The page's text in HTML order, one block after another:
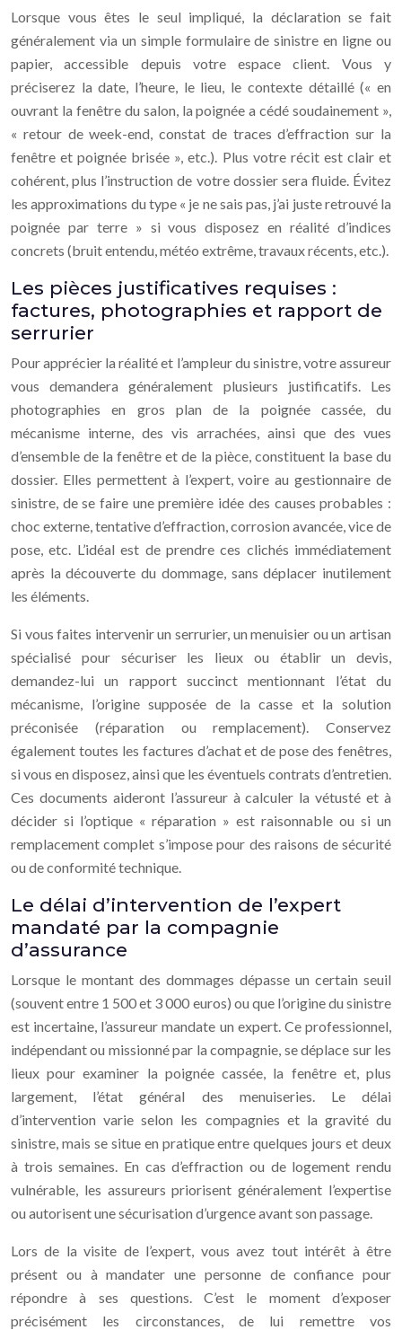
Lorsque vous êtes le seul impliqué, la déclaration se fait
généralement via un simple formulaire de sinistre en ligne ou
papier, accessible depuis votre espace client. Vous y
préciserez la date, l’heure, le lieu, le contexte détaillé (« en
ouvrant la fenêtre du salon, la poignée a cédé soudainement »,
« retour de week-end, constat de traces d’effraction sur la
fenêtre et poignée brisée », etc.). Plus votre récit est clair et
cohérent, plus l’instruction de votre dossier sera fluide. Évitez
les approximations du type « je ne sais pas, j’ai juste retrouvé la
poignée par terre » si vous disposez en réalité d’indices
concrets (bruit entendu, météo extrême, travaux récents, etc.).
Les pièces justificatives requises :
factures, photographies et rapport de
serrurier
Pour apprécier la réalité et l’ampleur du sinistre, votre assureur
vous demandera généralement plusieurs justificatifs. Les
photographies en gros plan de la poignée cassée, du
mécanisme interne, des vis arrachées, ainsi que des vues
d’ensemble de la fenêtre et de la pièce, constituent la base du
dossier. Elles permettent à l’expert, voire au gestionnaire de
sinistre, de se faire une première idée des causes probables :
choc externe, tentative d’effraction, corrosion avancée, vice de
pose, etc. L’idéal est de prendre ces clichés immédiatement
après la découverte du dommage, sans déplacer inutilement
les éléments.
Si vous faites intervenir un serrurier, un menuisier ou un artisan
spécialisé pour sécuriser les lieux ou établir un devis,
demandez-lui un rapport succinct mentionnant l’état du
mécanisme, l’origine supposée de la casse et la solution
préconisée (réparation ou remplacement). Conservez
également toutes les factures d’achat et de pose des fenêtres,
si vous en disposez, ainsi que les éventuels contrats d’entretien.
Ces documents aideront l’assureur à calculer la vétusté et à
décider si l’optique « réparation » est raisonnable ou si un
remplacement complet s’impose pour des raisons de sécurité
ou de conformité technique.
Le délai d’intervention de l’expert
mandaté par la compagnie
d’assurance
Lorsque le montant des dommages dépasse un certain seuil
(souvent entre 1 500 et 3 000 euros) ou que l’origine du sinistre
est incertaine, l’assureur mandate un expert. Ce professionnel,
indépendant ou missionné par la compagnie, se déplace sur les
lieux pour examiner la poignée cassée, la fenêtre et, plus
largement, l’état général des menuiseries. Le délai
d’intervention varie selon les compagnies et la gravité du
sinistre, mais se situe en pratique entre quelques jours et deux
à trois semaines. En cas d’effraction ou de logement rendu
vulnérable, les assureurs priorisent généralement l’expertise
ou autorisent une sécurisation d’urgence avant son passage.
Lors de la visite de l’expert, vous avez tout intérêt à être
présent ou à mandater une personne de confiance pour
répondre à ses questions. C’est le moment d’exposer
précisément les circonstances, de lui remettre vos